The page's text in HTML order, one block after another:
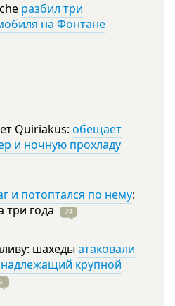
разбил три
на Фонтане
Quiriakus: обещает
и ночную прохладу
и потоптался по нему:
три года 24
шахеды атаковали
крупной